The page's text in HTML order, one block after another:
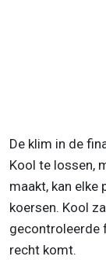
De klim in de
Kool te lossen,
maakt, kan elke
koersen. Kool
gecontroleerde
recht komt.